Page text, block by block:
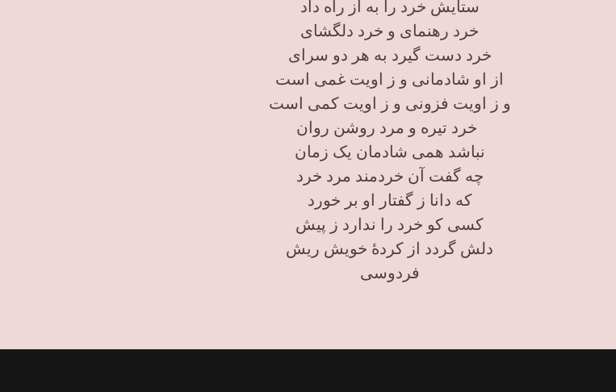
ستایش خرد را به از راه داد
خرد رهنمای و خرد دلگشای
خرد دست گیرد به هر دو سرای
از او شادمانی و ز اویت غمی است
و ز اویت فزونی و ز اویت کمی است
خرد تیره و مرد روشن روان
نباشد همی شادمان یک زمان
چه گفت آن خردمند مرد خرد
که دانا ز گفتار او بر خورد
کسی کو خرد را ندارد ز پیش
دلش گردد از کردهٔ خویش ریش
فردوسی